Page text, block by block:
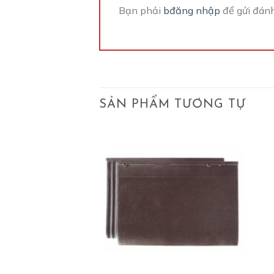
Bạn phải bđăng nhập để gửi
SẢN PHẨM TƯƠNG TỰ